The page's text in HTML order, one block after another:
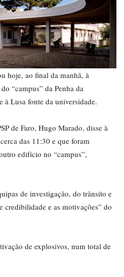
hoje, ao final da manhã, à
“campus” da Penha da
à Lusa fonte da universidade.
de Faro, Hugo Marado, disse à
das 11:30 e que foram
edifício no “campus”,
de investigação, do trânsito e
credibilidade e as motivações” do
de explosivos, num total de